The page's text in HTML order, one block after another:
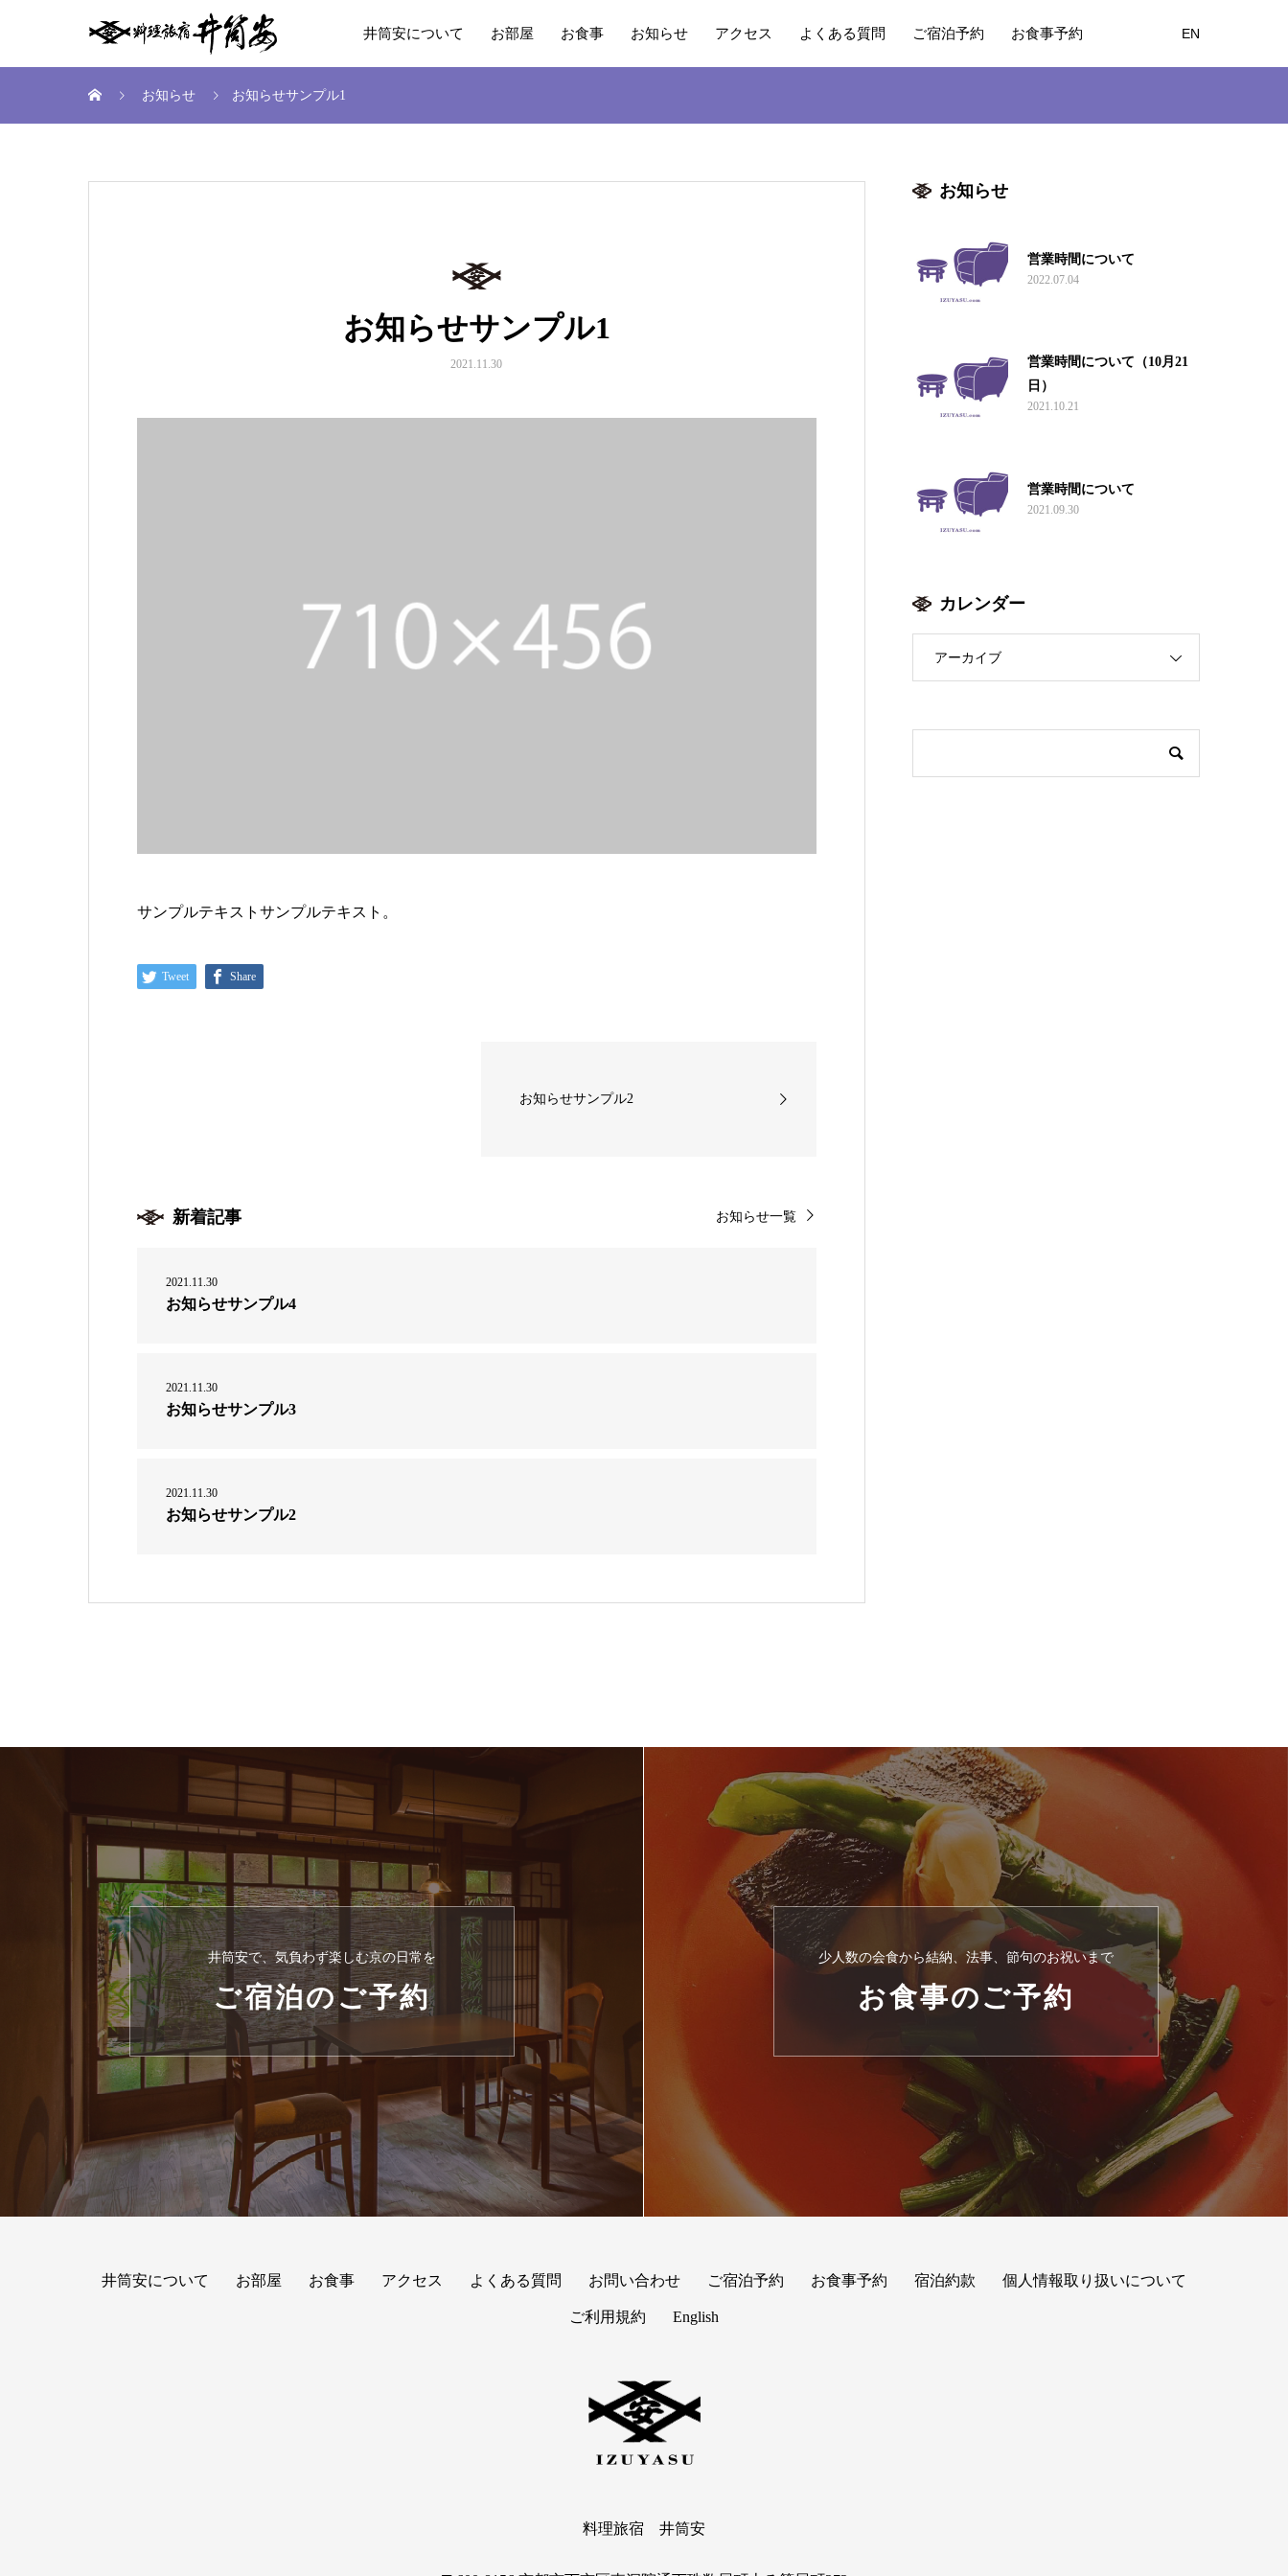
井筒安について お部屋 お食事 お知らせ アクセス よくある質問 ご宿泊予約 お食事予約 EN
お知らせ お知らせサンプル1
お知らせサンプル1
2021.11.30
サンプルテキストサンプルテキスト。
Tweet Share
お知らせサンプル2
新着記事 お知らせ一覧
2021.11.30
お知らせサンプル4
2021.11.30
お知らせサンプル3
2021.11.30
お知らせサンプル2
お知らせ
営業時間について
2022.07.04
営業時間について（10月21
日）
2021.10.21
営業時間について
2021.09.30
カレンダー
アーカイブ
井筒安で、気負わず楽しむ京の日常を
ご宿泊のご予約
少人数の会食から結納、法事、節句のお祝いまで
お食事のご予約
井筒安について お部屋 お食事 アクセス よくある質問 お問い合わせ ご宿泊予約 お食事予約 宿泊約款 個人情報取り扱いについて
ご利用規約 English
料理旅宿 井筒安